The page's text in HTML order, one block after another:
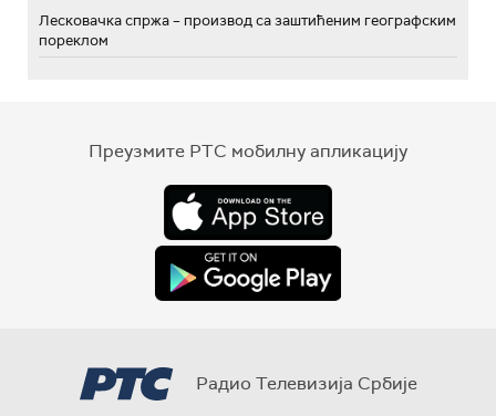
Лесковачка спржа – производ са заштићеним географским
пореклом
Преузмите РТС мобилну апликацију
Радио Телевизија Србије